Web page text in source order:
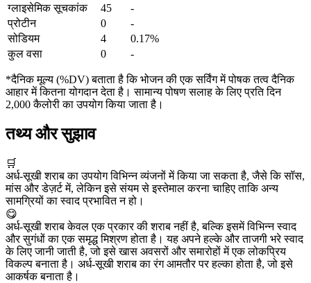
ग्लाइसेमिक सूचकांक
45
-
प्रोटीन
0
-
सोडियम
4
0.17%
कुल वसा
0 -
*दैनिक मूल्य (%DV) बताता है कि भोजन की एक सर्विंग में पोषक तत्व दैनिक
आहार में कितना योगदान देता है। सामान्य पोषण सलाह के लिए प्रति दिन
2,000 कैलोरी का उपयोग किया जाता है।
तथ्य और सुझाव
🛒
अर्ध-सूखी शराब का उपयोग विभिन्न व्यंजनों में किया जा सकता है, जैसे कि सॉस,
मांस और डेज़र्ट में, लेकिन इसे संयम से इस्तेमाल करना चाहिए ताकि अन्य
सामग्रियों का स्वाद प्रभावित न हो।
😋
अर्ध-सूखी शराब केवल एक प्रकार की शराब नहीं है, बल्कि इसमें विभिन्न स्वाद
और सुगंधों का एक समृद्ध मिश्रण होता है। यह अपने हल्के और ताजगी भरे स्वाद
के लिए जानी जाती है, जो इसे खास अवसरों और समारोहों में एक लोकप्रिय
विकल्प बनाता है। अर्ध-सूखी शराब का रंग आमतौर पर हल्का होता है, जो इसे
आकर्षक बनाता है।